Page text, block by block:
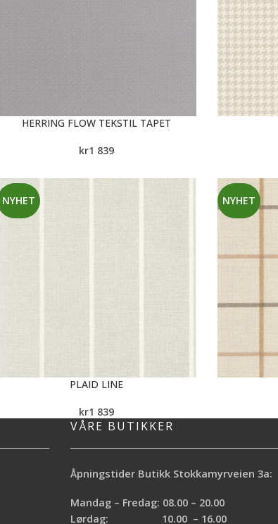
HERRING FLOW TEKSTIL TAPET
kr1 839
NYHET
PLAID LINE
kr1 839
NYHET
VÅRE BUTIKKER
Åpningstider Butikk Stokkamyrveien 3a:
Mandag – Fredag: 08.00 – 20.00
Lørdag: 10.00 – 16.00